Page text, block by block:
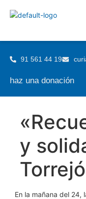
91 561 44 19
haz una donación
y
En la mañana del 24,